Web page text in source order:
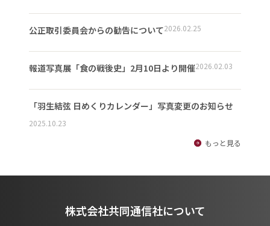
公正取引委員会からの勧告について2026.02.25
報道写真展「食の戦後史」2月10日より開催2026.02.03
「羽生結弦 日めくりカレンダー」写真変更のお知らせ
2025.10.23
もっと見る
株式会社共同通信社について